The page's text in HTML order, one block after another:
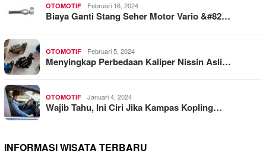
OTOMOTIF Februari 16, 2024
Biaya Ganti Stang Seher Motor Vario &#82…
OTOMOTIF Februari 5, 2024
Menyingkap Perbedaan Kaliper Nissin Asli…
OTOMOTIF Januari 4, 2024
Wajib Tahu, Ini Ciri Jika Kampas Kopling…
INFORMASI WISATA TERBARU